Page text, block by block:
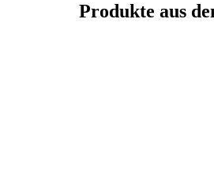
Produkte aus